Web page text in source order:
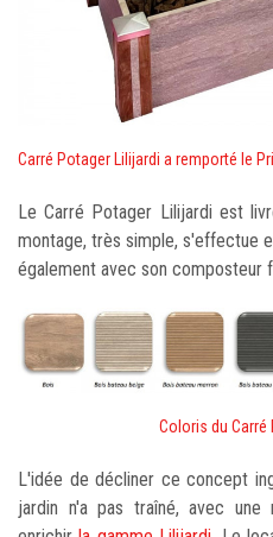
Carré Potager Lilijardi a remporté le
Le Carré Potager Lilijardi est
montage, très simple, s'effectue
également avec son composteur
Coloris du Carré
L'idée de décliner ce concept
jardin n'a pas traîné, avec une